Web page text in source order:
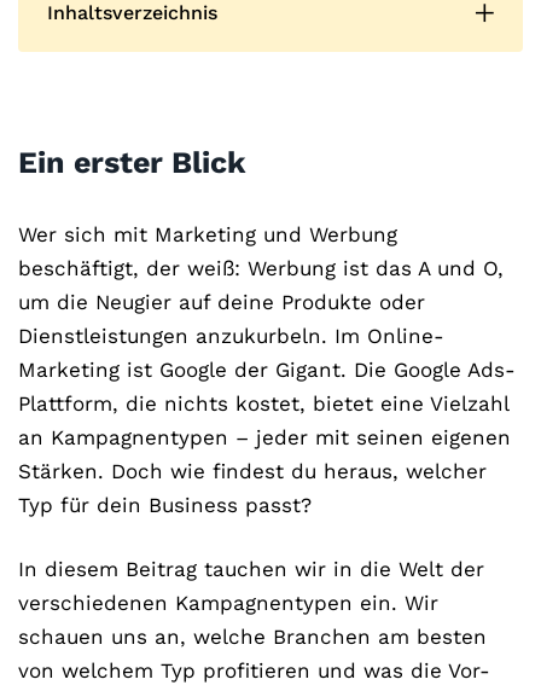
Ein erster Blick
Wer sich mit Marketing und Werbung
beschäftigt, der weiß: Werbung ist das A und O,
um die Neugier auf deine Produkte oder
Dienstleistungen anzukurbeln. Im Online-
Marketing ist Google der Gigant. Die Google Ads-
Plattform, die nichts kostet, bietet eine Vielzahl
an Kampagnentypen – jeder mit seinen eigenen
Stärken. Doch wie findest du heraus, welcher
Typ für dein Business passt?
In diesem Beitrag tauchen wir in die Welt der
verschiedenen Kampagnentypen ein. Wir
schauen uns an, welche Branchen am besten
von welchem Typ profitieren und was die Vor-
Inhaltsverzeichnis